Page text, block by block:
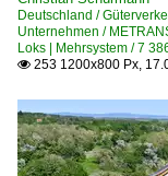
RGJ
RJX
Strecken
Strecke
Strecke
Deutschland /
Unternehmen /
Loks | Mehrsystem / 7
 253 1200x800 Px,